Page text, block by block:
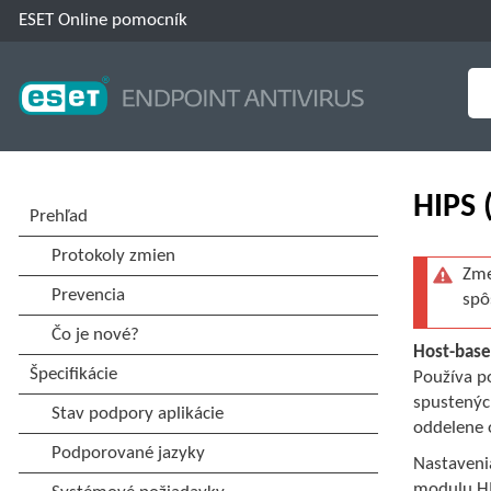
ESET Online pomocník
Host-
Používa
oddelene